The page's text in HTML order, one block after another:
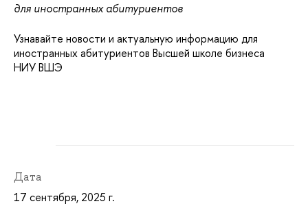
для иностранных абитуриентов
Узнавайте новости и актуальную информацию для
иностранных абитуриентов Высшей школе бизнеса
НИУ ВШЭ
Дата
17 сентября, 2025 г.